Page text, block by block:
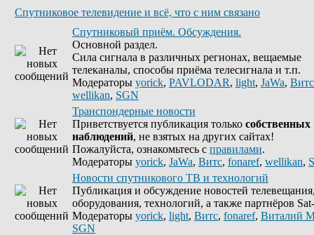
Спутниковое телевидение и всё, что с ним связано
Спутниковый приём. Обсуждения.
Основной раздел.
Сила сигнала в различных регионах, вещаемые
телеканалы, способы приёма телесигнала и т.п.
Модераторы yorick, PAVLODAR, light, JaWa, Витс
wellikan, SGN
Транспондерные новости
Приветствуется публикация только собственных
наблюдений, не взятых на других сайтах!
Пожалуйста, ознакомьтесь с правилами.
Модераторы yorick, JaWa, Витс, fonaref, wellikan,
Новости спутникового ТВ и технологий
Публикация и обсуждение новостей
оборудования, технологий, а также партнёров
Модераторы yorick, light, Витс, fonaref, Виталий
SGN